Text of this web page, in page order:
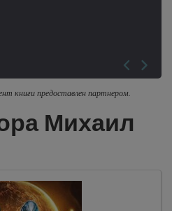
книги предоставлен партнером.
Михаил